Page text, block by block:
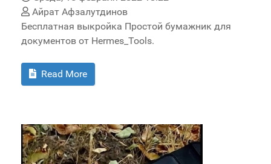
Айрат Афзалутдинов
Бесплатная выкройка Простой бумажник для
документов от Hermes_Tools.
Read More